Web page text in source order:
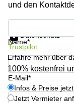
Mitte
Dortmund
Tagungsraum
München
Büro
Mannheim
Frankfurter
Str. 720-
Hohenstaufenring
62 Köln
Erna-
Scheffler-
Str. 1A
Köln
und den
Name*
E-Mail*
Datenschutz
Trustpilot
Erfahre mehr über
100% kostenfrei
Infos & Preise
Jetzt Vermieter